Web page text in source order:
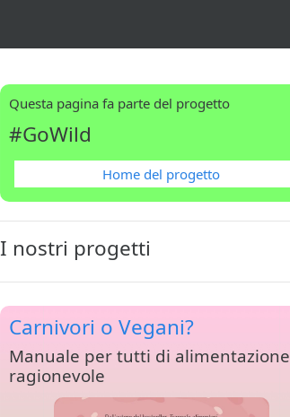
Questa pagina fa parte del progetto
#GoWild
Home del progetto
I nostri progetti
Carnivori o Vegani?
Manuale per tutti di alimentazione
ragionevole